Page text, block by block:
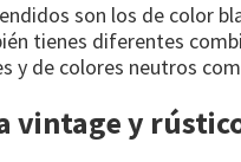
son los de color
tienes diferentes
y de colores neutros
vintage y